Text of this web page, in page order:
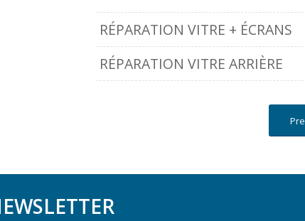
RÉPARATION VITRE + ÉCRANS
RÉPARATION VITRE ARRIÈRE